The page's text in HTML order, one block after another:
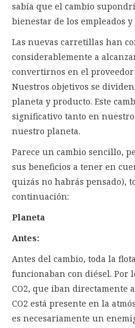
sabía que el cambio
bienestar de los empleados
Las nuevas carretillas han
considerablemente a
convertirnos en el
Nuestros objetivos se
planeta y producto. Este
significativo tanto en
nuestro planeta.
Parece un cambio sencillo,
sus beneficios a tener en
quizás no habrás pensado),
continuación:
Planeta
Antes:
Antes del cambio, toda la
funcionaban con diésel. Por
CO2, que iban directamente
CO2 está presente en la
es necesariamente un